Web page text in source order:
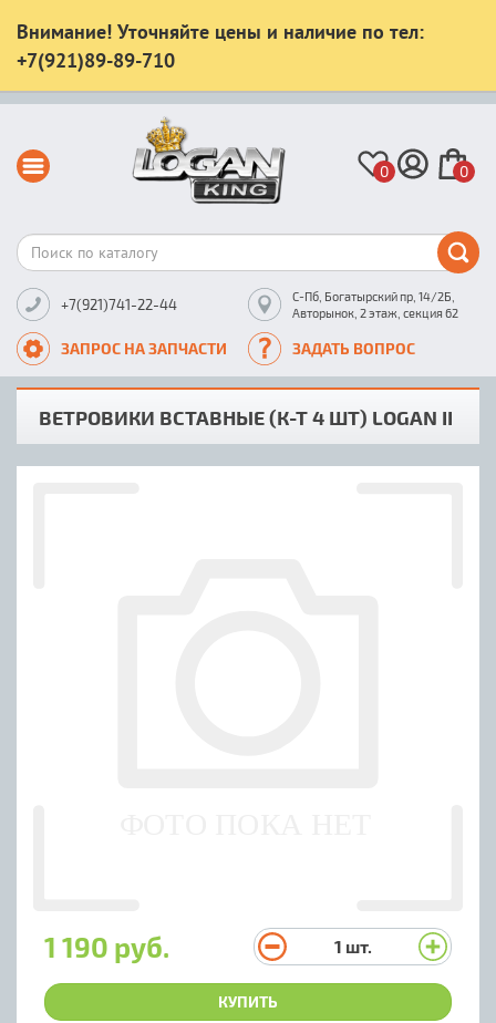
Внимание! Уточняйте цены и наличие по тел:
+7(921)89-89-710
0 0
+7(921)741-22-44
С-Пб, Богатырский пр, 14/2Б,
Авторынок, 2 этаж, секция 62
ЗАПРОС НА ЗАПЧАСТИ ЗАДАТЬ ВОПРОС
ВЕТРОВИКИ ВСТАВНЫЕ (К-Т 4 ШТ) LOGAN II
1 190 руб. 1 шт.
КУПИТЬ